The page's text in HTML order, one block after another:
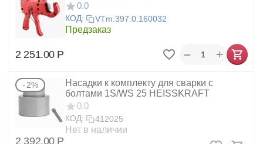
0.0
КОД: VTm.397.0.160032
Предзаказ
2 251.00 Р +
−
2%
Насадки к комплекту для сварки с
болтами 1S/WS 25 HEISSKRAFT
0.0
КОД: 412025
Нет в наличии
2 392.00 Р